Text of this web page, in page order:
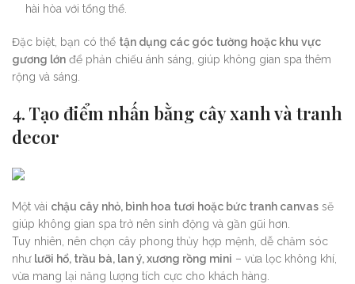
hài hòa với tổng thể.
Đặc biệt, bạn có thể tận dụng các góc tường hoặc khu vực
gương lớn để phản chiếu ánh sáng, giúp không gian spa thêm
rộng và sáng.
4. Tạo điểm nhấn bằng cây xanh và tranh
decor
Một vài chậu cây nhỏ, bình hoa tươi hoặc bức tranh canvas sẽ
giúp không gian spa trở nên sinh động và gần gũi hơn.
Tuy nhiên, nên chọn cây phong thủy hợp mệnh, dễ chăm sóc
như lưỡi hổ, trầu bà, lan ý, xương rồng mini – vừa lọc không khí,
vừa mang lại năng lượng tích cực cho khách hàng.